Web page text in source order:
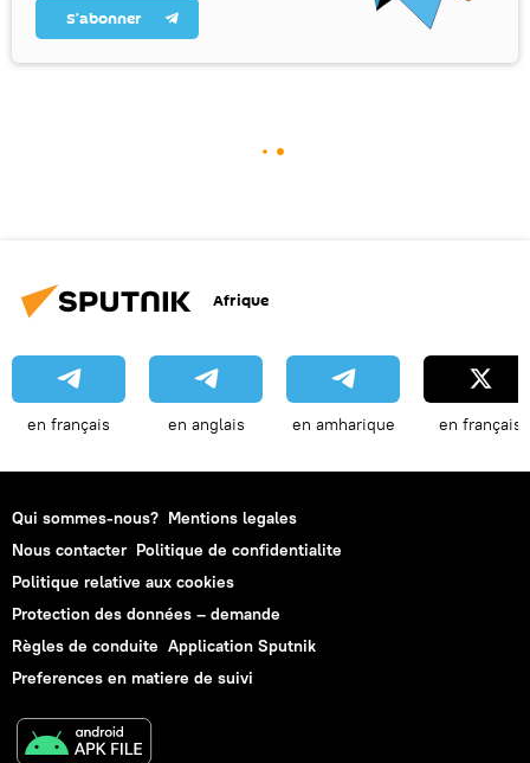
S’abonner
Afrique
en français en anglais en amharique en français
Qui sommes-nous? Mentions legales
Nous contacter Politique de confidentialite
Politique relative aux cookies
Protection des données – demande
Règles de conduite Application Sputnik
Preferences en matiere de suivi